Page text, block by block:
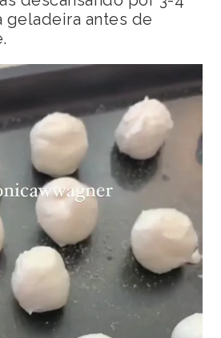
geladeira antes de